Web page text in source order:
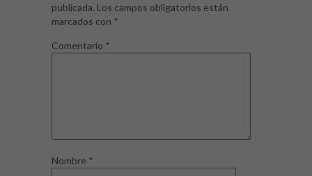
publicada. Los campos obligatorios están
marcados con *
Comentario *
Nombre *